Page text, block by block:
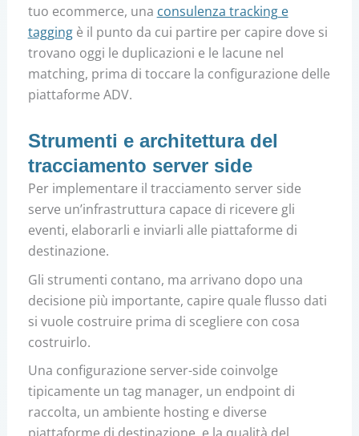
tuo ecommerce, una consulenza tracking e
taggingè il punto da cui partire per capire dove si
trovano oggi le duplicazioni e le lacune nel
matching, prima di toccare la configurazione delle
piattaforme ADV.
Strumenti e architettura del
tracciamento server side
Per implementare il tracciamento server side
serve un’infrastruttura capace di ricevere gli
eventi, elaborarli e inviarli alle piattaforme di
destinazione.
Gli strumenti contano, ma arrivano dopo una
decisione più importante, capire quale flusso dati
si vuole costruire prima di scegliere con cosa
costruirlo.
Una configurazione server-side coinvolge
tipicamente un tag manager, un endpoint di
raccolta, un ambiente hosting e diverse